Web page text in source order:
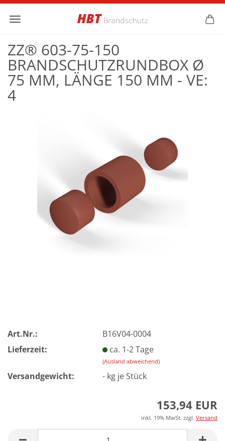
ZZ® 603-75-150
BRANDSCHUTZRUNDBOX Ø
75 MM, LÄNGE 150 MM - VE:
4
Art.Nr.:
B16V04-0004
Lieferzeit:
ca. 1-2 Tage
(Ausland abweichend)
Versandgewicht: - kg je Stück
153,94 EUR
inkl. 19% MwSt. zzgl. Versand